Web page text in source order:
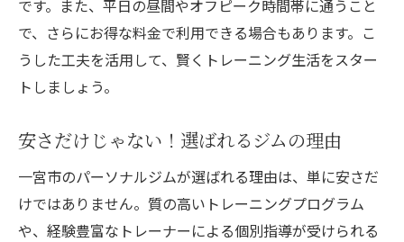
です。また、平日の昼間やオフピーク時間帯に通うこと
で、さらにお得な料金で利用できる場合もあります。こ
うした工夫を活用して、賢くトレーニング生活をスター
トしましょう。
安さだけじゃない！選ばれるジムの理由
一宮市のパーソナルジムが選ばれる理由は、単に安さだ
けではありません。質の高いトレーニングプログラム
や、経験豊富なトレーナーによる個別指導が受けられる